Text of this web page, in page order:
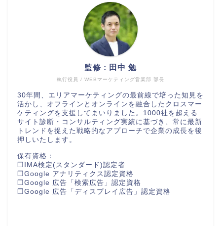
執行役員 / WEBマーケティング営業部 部長
監修 : 田中 勉
30年間、エリアマーケティングの最前線で培った知見を
活かし、オフラインとオンラインを融合したクロスマー
ケティングを支援してまいりました。1000社を超える
サイト診断・コンサルティング実績に基づき、常に最新
トレンドを捉えた戦略的なアプローチで企業の成長を後
押しいたします。
保有資格：
❒IMA検定(スタンダード)認定者
❒Google アナリティクス認定資格
❒Google 広告「検索広告」認定資格
❒Google 広告「ディスプレイ広告」認定資格